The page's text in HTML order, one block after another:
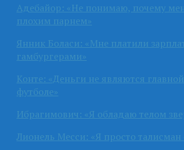
Адебайор: «Не понимаю, почему
плохим парнем»
Янник Боласи: «Мне платили
гамбургерами»
Конте: «Деньги не являются
футболе»
Ибрагимович: «Я обладаю телом
Лионель Месси: «Я просто талисман